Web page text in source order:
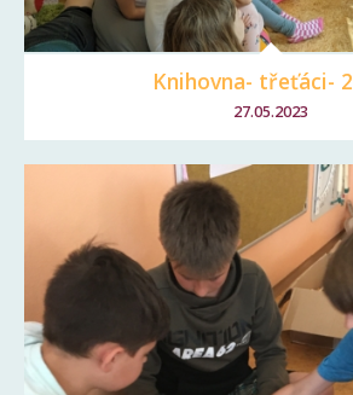
Knihovna- třeťáci-
27.05.2023